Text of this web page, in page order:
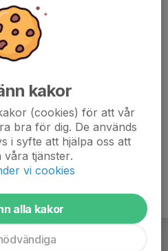
kakor
(cookies) för att vår
bra för dig. De används
i syfte att hjälpa oss att
tjänster.
vi cookies
alla kakor